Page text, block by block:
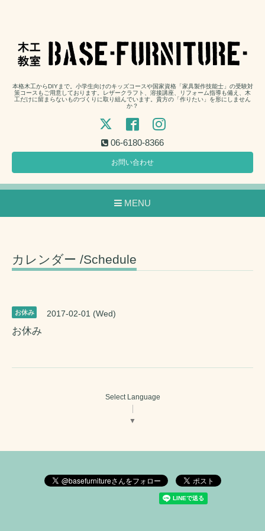
本格木工からDIYまで。小学生向けのキッズコースや国家資格「家具製作技能士」の受験対
策コースもご用意しております。レザークラフト、溶接講座、リフォーム指導も備え、木
工だけに留まらないものづくりに取り組んでいます。貴方の「作りたい」を形にしません
か？
06-6180-8366
お問い合わせ
MENU
カレンダー /Schedule
お休み 2017-02-01 (Wed)
お休み
Select Language
▼